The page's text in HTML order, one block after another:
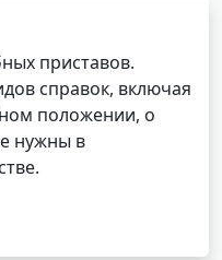
приставов.
справок, включая
положении, о
нужны в